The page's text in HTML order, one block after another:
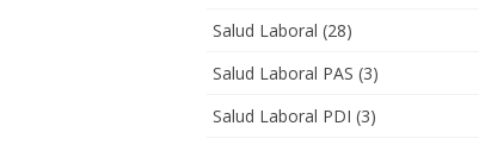
Salud Laboral (28)
Salud Laboral PAS (3)
Salud Laboral PDI (3)